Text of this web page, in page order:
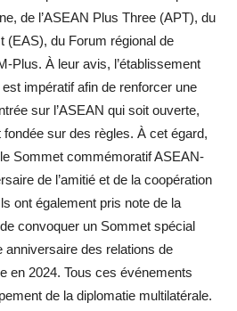
de l’ASEAN Plus Three (APT), du
(EAS), du Forum régional de
Plus. À leur avis, l’établissement
impératif afin de renforcer une
sur l’ASEAN qui soit ouverte,
sur des règles. À cet égard,
Sommet commémoratif ASEAN-
de l’amitié et de la coopération
ont également pris note de la
convoquer un Sommet spécial
anniversaire des relations de
en 2024. Tous ces événements
de la diplomatie multilatérale.